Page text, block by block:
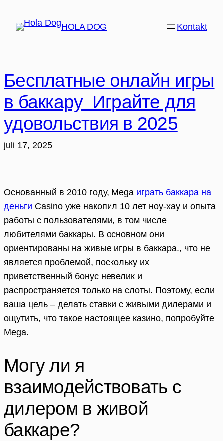
HOLA DOG Kontakt
Бесплатные онлайн игры
в баккару ️ Играйте для
удовольствия в 2025
juli 17, 2025
Основанный в 2010 году, Mega играть баккара на
деньги Casino уже накопил 10 лет ноу-хау и опыта
работы с пользователями, в том числе
любителями баккары. В основном они
ориентированы на живые игры в баккара., что не
является проблемой, поскольку их
приветственный бонус невелик и
распространяется только на слоты. Поэтому, если
ваша цель – делать ставки с живыми дилерами и
ощутить, что такое настоящее казино, попробуйте
Mega.
Могу ли я
взаимодействовать с
дилером в живой
баккаре?